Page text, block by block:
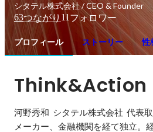
シタテル株式会社 / CEO & Founder
63つながり 11 フォロワー
プロフィール ストーリー 性
Think&Action
河野秀和  シタテル株式会社  代表
メーカー、金融機関を経て独立。